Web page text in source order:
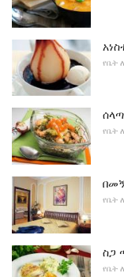
የቤት
የቤት
የቤት
ስጋ
የቤት